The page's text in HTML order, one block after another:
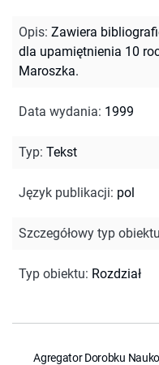
Opis: Zawiera
dla upamiętnienia 10
Maroszka.
Data wydania: 1999
Typ: Tekst
Język publikacji: pol
Szczegółowy typ obiektu
Typ obiektu: Rozdział
Agregator Dorobku